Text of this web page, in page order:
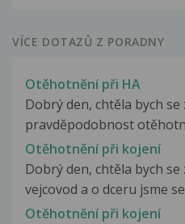
VÍCE DOTAZŮ Z PORADNY
Otěhotnění při HA
Dobrý den, chtěla bych
pravděpodobnost
Otěhotnění při kojení
Dobrý den, chtěla bych
vejcovod a o dceru jsme
Otěhotnění při kojení